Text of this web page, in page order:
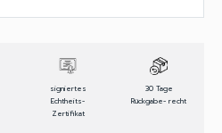
signiertes
Echtheits-
Zertifikat
30 Tage
Rückgabe- recht